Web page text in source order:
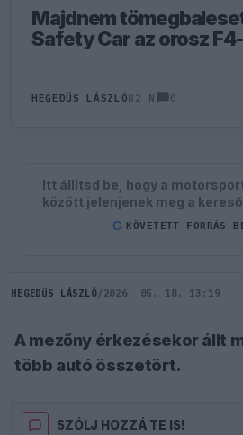
Majdnem
Safety Car az orosz
HEGEDŰS LÁSZLÓ82 N 0
Itt állítsd be, hogy a
között jelenjenek meg a
G KÖVETETT FORRÁS
HEGEDŰS LÁSZLÓ/ 2026. 05. 18. 13:19
A mezőny érkezésekor állt
több autó összetört.
SZÓLJ HOZZÁ TE IS!